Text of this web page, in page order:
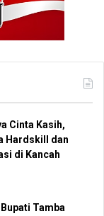
Cinta Kasih,
Hardskill dan
di Kancah
Tamba